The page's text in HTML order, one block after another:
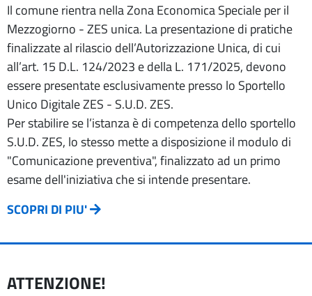
Il comune rientra nella Zona Economica Speciale per il
Mezzogiorno - ZES unica. La presentazione di pratiche
finalizzate al rilascio dell’Autorizzazione Unica, di cui
all’art. 15 D.L. 124/2023 e della L. 171/2025, devono
essere presentate esclusivamente presso lo Sportello
Unico Digitale ZES - S.U.D. ZES.
Per stabilire se l’istanza è di competenza dello sportello
S.U.D. ZES, lo stesso mette a disposizione il modulo di
"Comunicazione preventiva", finalizzato ad un primo
esame dell'iniziativa che si intende presentare.
SCOPRI DI PIU'
ATTENZIONE!